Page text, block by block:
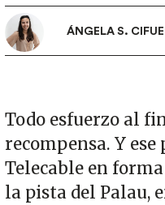
ÁNGELA S.
Todo esfuerzo al
recompensa. Y
Telecable en
la pista del Palau,